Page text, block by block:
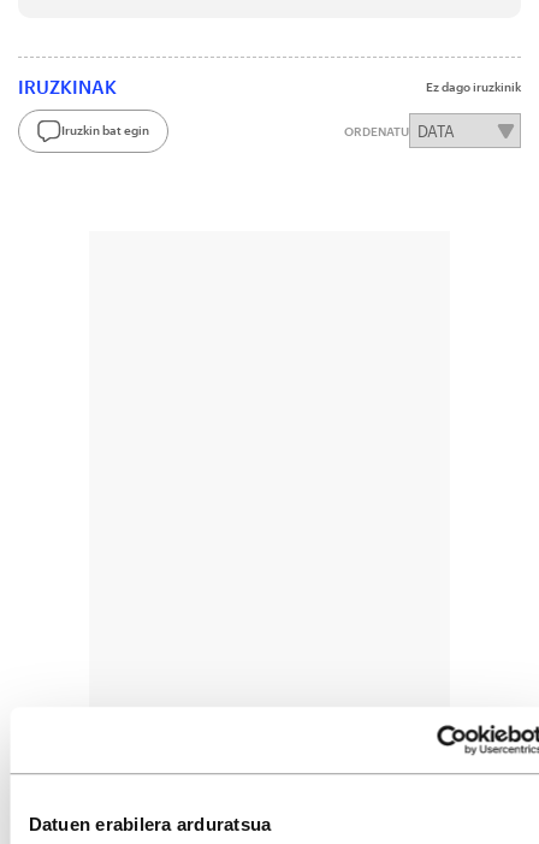
Datuen erabilera arduratsua
IRUZKINAK Ez dago iruzkinik
Iruzkin bat egin ORDENATU